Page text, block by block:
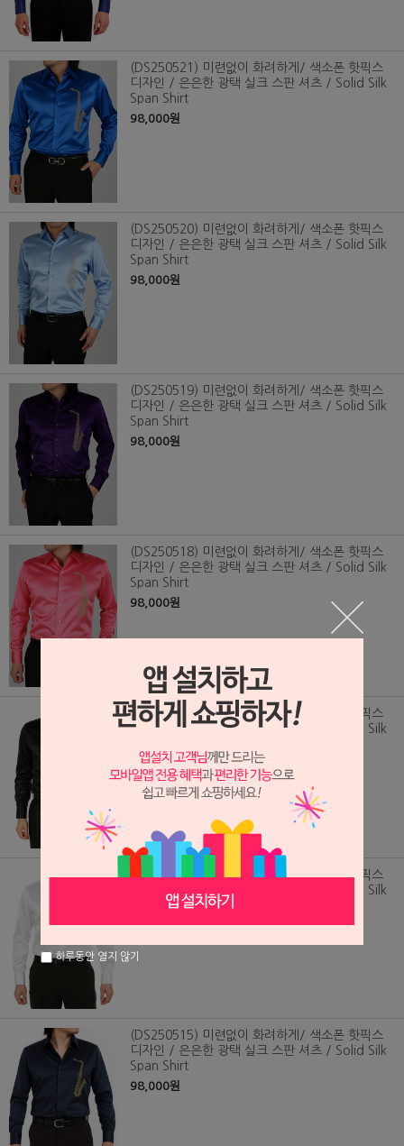
(DS250521) 미련없이 화려하게/ 색소폰 핫픽스
디자인 / 은은한 광택 실크 스판 셔츠 / Solid Silk
Span Shirt
98,000원
(DS250520) 미련없이 화려하게/ 색소폰 핫픽스
디자인 / 은은한 광택 실크 스판 셔츠 / Solid Silk
Span Shirt
98,000원
(DS250519) 미련없이 화려하게/ 색소폰 핫픽스
디자인 / 은은한 광택 실크 스판 셔츠 / Solid Silk
Span Shirt
98,000원
(DS250518) 미련없이 화려하게/ 색소폰 핫픽스
디자인 / 은은한 광택 실크 스판 셔츠 / Solid Silk
Span Shirt
98,000원
(DS250517) 미련없이 화려하게/ 색소폰 핫픽스
디자인 / 은은한 광택 실크 스판 셔츠 / Solid Silk
98,000원
(DS250516) 미련없이 화려하게/ 색소폰 핫픽스
디자인 / 은은한 광택 실크 스판 셔츠 / Solid Silk
Span Shirt
98,000원
(DS250515) 미련없이 화려하게/ 색소폰 핫픽스
디자인 / 은은한 광택 실크 스판 셔츠 / Solid Silk
Span Shirt
98,000원
하루동안 열지 않기